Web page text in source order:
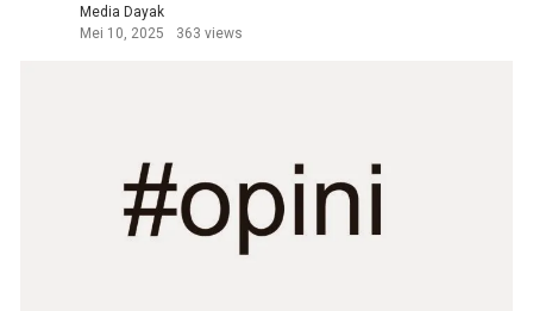
Media Dayak
Mei 10, 2025
363 views